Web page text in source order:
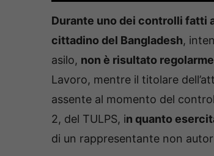
Durante uno dei controlli fatti
cittadino del Bangladesh,
asilo, non è risultato
Lavoro, mentre il titolare
assente al momento del
2, del TULPS, in quanto
di un rappresentante non